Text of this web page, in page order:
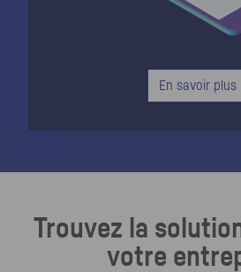
En savoir plus
Trouvez la
votre